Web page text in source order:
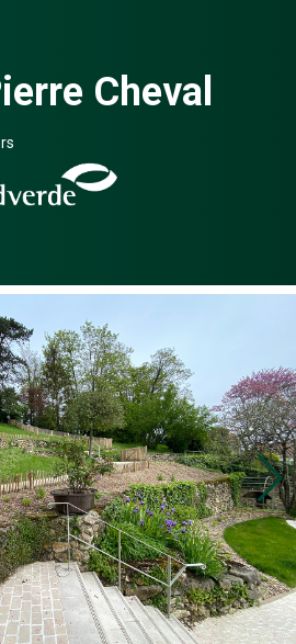
Cheval